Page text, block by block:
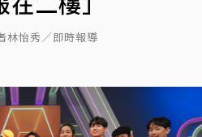
林怡秀／即時報導